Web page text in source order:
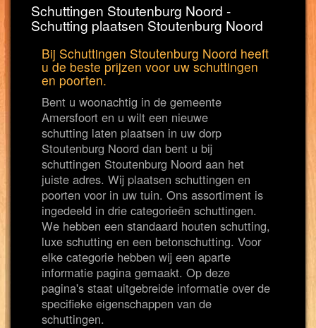
Schuttingen Stoutenburg Noord -
Schutting plaatsen Stoutenburg Noord
Bij Schuttingen Stoutenburg Noord heeft
u de beste prijzen voor uw schuttingen
en poorten.
Bent u woonachtig in de gemeente
Amersfoort en u wilt een nieuwe
schutting laten plaatsen in uw dorp
Stoutenburg Noord dan bent u bij
schuttingen Stoutenburg Noord aan het
juiste adres. Wij plaatsen schuttingen en
poorten voor in uw tuin. Ons assortiment is
ingedeeld in drie categorieën schuttingen.
We hebben een standaard houten schutting,
luxe schutting en een betonschutting. Voor
elke categorie hebben wij een aparte
informatie pagina gemaakt. Op deze
pagina's staat uitgebreide informatie over de
specifieke eigenschappen van de
schuttingen.